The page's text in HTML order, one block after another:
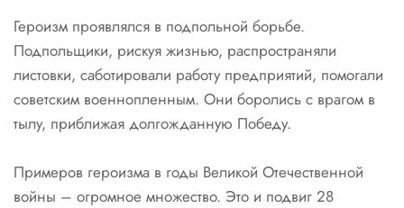
Героизм проявлялся в подпольной борьбе.
Подпольщики, рискуя жизнью, распространяли
листовки, саботировали работу предприятий, помогали
советским военнопленным. Они боролись с врагом в
тылу, приближая долгожданную Победу.
Примеров героизма в годы Великой Отечественной
войны – огромное множество. Это и подвиг 28